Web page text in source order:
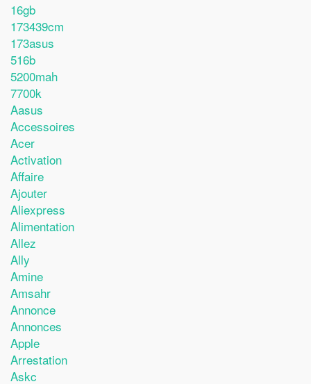
16gb
173439cm
173asus
516b
5200mah
7700k
Aasus
Accessoires
Acer
Activation
Affaire
Ajouter
Aliexpress
Alimentation
Allez
Ally
Amine
Amsahr
Annonce
Annonces
Apple
Arrestation
Askc